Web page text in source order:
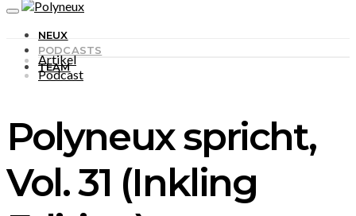
NEUX
PODCASTS
TEAM
Artikel
Podcast
Polyneux spricht,
Vol. 31 (Inkling